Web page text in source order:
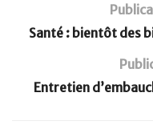
Santé : bientôt des
Entretien